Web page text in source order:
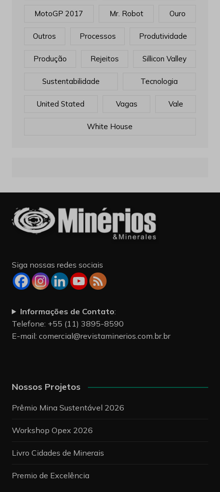
MotoGP 2017 Mr. Robot Ouro
Outros Processos Produtividade
Produção Rejeitos Sillicon Valley
Sustentabilidade Tecnologia
United Stated Vagas Vale
White House
Siga nossas redes sociais
Informações de Contato:
Telefone: +55 (11) 3895-8590
E-mail: comercial@revistaminerios.com.br.br
Nossos Projetos
Prêmio Mina Sustentável 2026
Workshop Opex 2026
Livro Cidades de Minerais
Premio de Excelência